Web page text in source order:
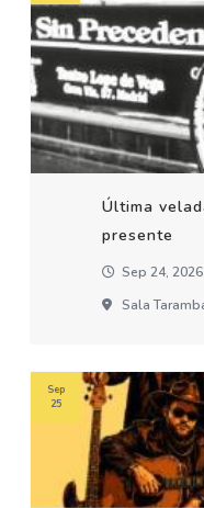
Última
presente
Sep 24,
Sala
Sep
25